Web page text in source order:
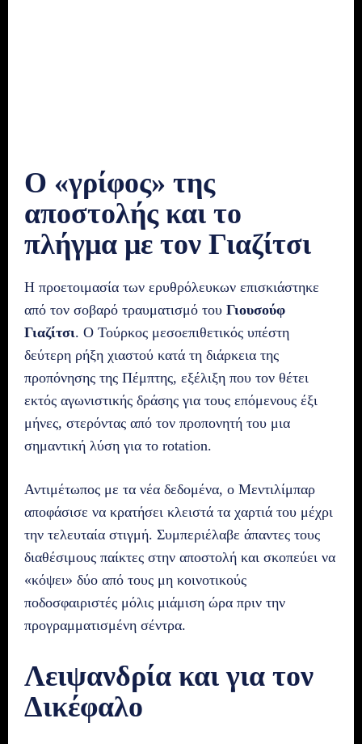
Ο «γρίφος» της
αποστολής και το
πλήγμα με τον Γιαζίτσι
Η προετοιμασία των ερυθρόλευκων επισκιάστηκε
από τον σοβαρό τραυματισμό του Γιουσούφ
Γιαζίτσι. Ο Τούρκος μεσοεπιθετικός υπέστη
δεύτερη ρήξη χιαστού κατά τη διάρκεια της
προπόνησης της Πέμπτης, εξέλιξη που τον θέτει
εκτός αγωνιστικής δράσης για τους επόμενους έξι
μήνες, στερόντας από τον προπονητή του μια
σημαντική λύση για το rotation.
Αντιμέτωπος με τα νέα δεδομένα, ο Μεντιλίμπαρ
αποφάσισε να κρατήσει κλειστά τα χαρτιά του μέχρι
την τελευταία στιγμή. Συμπεριέλαβε άπαντες τους
διαθέσιμους παίκτες στην αποστολή και σκοπεύει να
«κόψει» δύο από τους μη κοινοτικούς
ποδοσφαιριστές μόλις μιάμιση ώρα πριν την
προγραμματισμένη σέντρα.
Λειψανδρία και για τον
Δικέφαλο